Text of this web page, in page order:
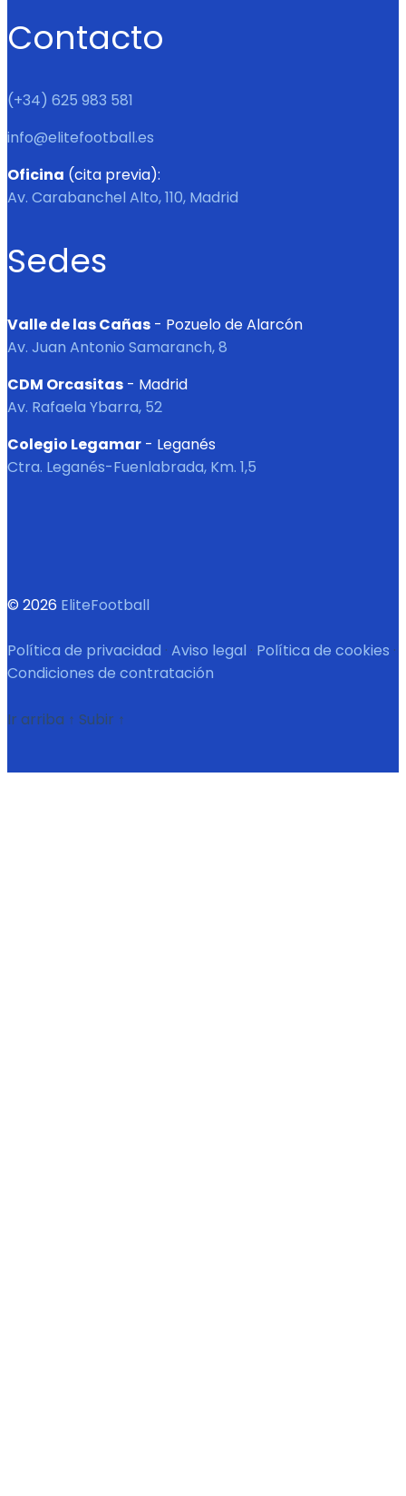
Contacto
(+34) 625 983 581
info@elitefootball.es
Oficina (cita previa):
Av. Carabanchel Alto, 110, Madrid
Sedes
Valle de las Cañas - Pozuelo de Alarcón
Av. Juan Antonio Samaranch, 8
CDM Orcasitas - Madrid
Av. Rafaela Ybarra, 52
Colegio Legamar - Leganés
Ctra. Leganés-Fuenlabrada, Km. 1,5
© 2026 EliteFootball
Política de privacidad · Aviso legal · Política de cookies ·
Condiciones de contratación
Ir arriba ↑ Subir ↑